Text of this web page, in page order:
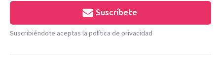
Suscríbete
Suscribiéndote aceptas la política de privacidad